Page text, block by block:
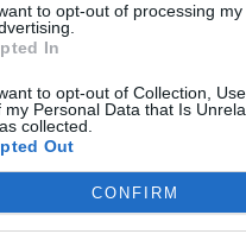
to opt-out of processing
In
to opt-out of Collection,
my Personal Data that Is
collected.
Out
CONFIRM